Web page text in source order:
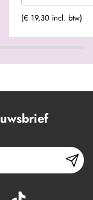
(€ 19,30 incl. btw)